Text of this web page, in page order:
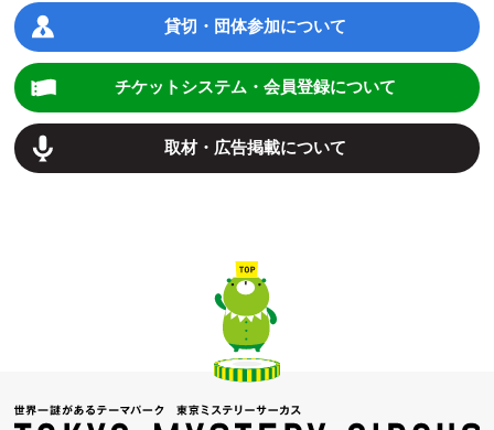
貸切・団体参加について
チケットシステム・会員登録について
取材・広告掲載について